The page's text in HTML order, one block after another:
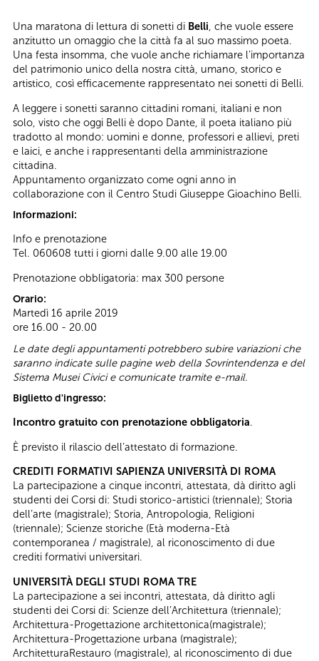
Una maratona di lettura di sonetti di Belli, che vuole essere
anzitutto un omaggio che la città fa al suo massimo poeta.
Una festa insomma, che vuole anche richiamare l’importanza
del patrimonio unico della nostra città, umano, storico e
artistico, così efficacemente rappresentato nei sonetti di Belli.
A leggere i sonetti saranno cittadini romani, italiani e non
solo, visto che oggi Belli è dopo Dante, il poeta italiano più
tradotto al mondo: uomini e donne, professori e allievi, preti
e laici, e anche i rappresentanti della amministrazione
cittadina.
Appuntamento organizzato come ogni anno in
collaborazione con il Centro Studi Giuseppe Gioachino Belli.
Informazioni:
Info e prenotazione
Tel. 060608 tutti i giorni dalle 9.00 alle 19.00
Prenotazione obbligatoria: max 300 persone
Orario:
Martedì 16 aprile 2019
ore 16.00 - 20.00
Le date degli appuntamenti potrebbero subire variazioni che
saranno indicate sulle pagine web della Sovrintendenza e del
Sistema Musei Civici e comunicate tramite e-mail.
Biglietto d'ingresso:
Incontro gratuito con prenotazione obbligatoria.
È previsto il rilascio dell’attestato di formazione.
CREDITI FORMATIVI SAPIENZA UNIVERSITÀ DI ROMA
La partecipazione a cinque incontri, attestata, dà diritto agli
studenti dei Corsi di: Studi storico-artistici (triennale); Storia
dell’arte (magistrale); Storia, Antropologia, Religioni
(triennale); Scienze storiche (Età moderna-Età
contemporanea / magistrale), al riconoscimento di due
crediti formativi universitari.
UNIVERSITÀ DEGLI STUDI ROMA TRE
La partecipazione a sei incontri, attestata, dà diritto agli
studenti dei Corsi di: Scienze dell’Architettura (triennale);
Architettura-Progettazione architettonica(magistrale);
Architettura-Progettazione urbana (magistrale);
ArchitetturaRestauro (magistrale), al riconoscimento di due